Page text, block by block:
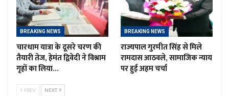
BREAKING NEWS
चारधाम यात्रा के दूसरे चरण की
तैयारी तेज, हेमंत द्विवेदी ने विश्राम
गृहों का लिया…
BREAKING NEWS
राज्यपाल गुरमीत सिंह से मिले
रामदास आठवले, सामाजिक न्याय
पर हुई अहम चर्चा
PREV NEXT